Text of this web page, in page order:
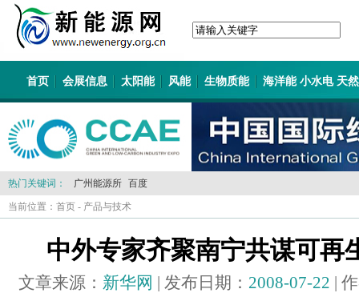
首页 会展信息 太阳能 风能 生物质能 海洋能 小水电 天
热门关键词： 广州能源所 百度
当前位置： 首页 - 产品与技术
中外专家齐聚南宁共谋可再
文章来源： 新华网 | 发布日期： 2008-07-22 |